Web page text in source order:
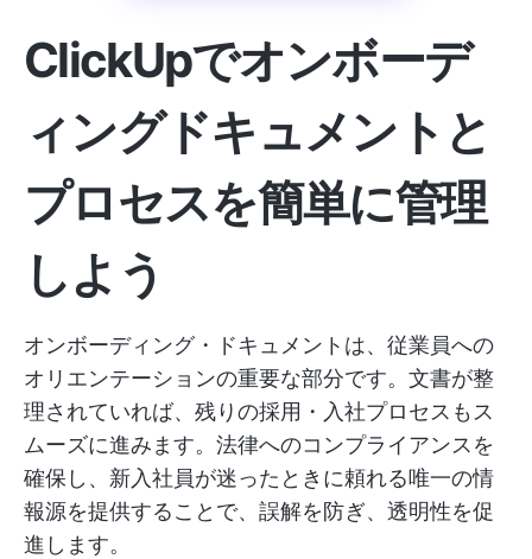
ClickUpでオンボーデ
ィングドキュメントと
プロセスを簡単に管理
しよう
オンボーディング・ドキュメントは、従業員への
オリエンテーションの重要な部分です。文書が整
理されていれば、残りの採用・入社プロセスもス
ムーズに進みます。法律へのコンプライアンスを
確保し、新入社員が迷ったときに頼れる唯一の情
報源を提供することで、誤解を防ぎ、透明性を促
進します。